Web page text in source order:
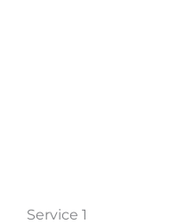
Service 1